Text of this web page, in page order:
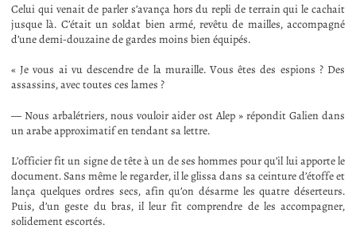
Celui qui venait de parler s’avança hors du repli de terrain qui le cachait
jusque là. C’était un soldat bien armé, revêtu de mailles, accompagné
d’une demi-douzaine de gardes moins bien équipés.
« Je vous ai vu descendre de la muraille. Vous êtes des espions ? Des
assassins, avec toutes ces lames ?
— Nous arbalétriers, nous vouloir aider ost Alep » répondit Galien dans
un arabe approximatif en tendant sa lettre.
L’officier fit un signe de tête à un de ses hommes pour qu’il lui apporte le
document. Sans même le regarder, il le glissa dans sa ceinture d’étoffe et
lança quelques ordres secs, afin qu’on désarme les quatre déserteurs.
Puis, d’un geste du bras, il leur fit comprendre de les accompagner,
solidement escortés.